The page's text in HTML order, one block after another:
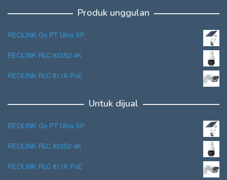
Produk unggulan
REOLINK Go PT Ultra SP
REOLINK RLC 823S2 4K
REOLINK RLC 811A PoE
Untuk dijual
REOLINK Go PT Ultra SP
REOLINK RLC 823S2 4K
REOLINK RLC 811A PoE